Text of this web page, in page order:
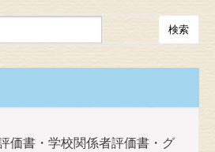
価書・学校関係者評価書・グ